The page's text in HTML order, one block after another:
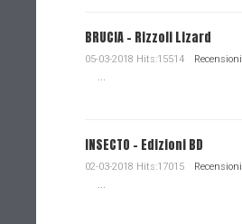
BRUCIA - Rizzoli Lizard
05-03-2018 Hits:15514 Recensioni
...
INSECTO - Edizioni BD
02-03-2018 Hits:17015 Recensioni
...